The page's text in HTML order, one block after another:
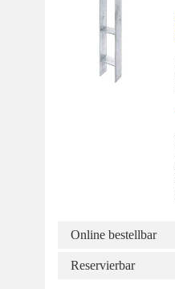
Online bestellbar
Reservierbar